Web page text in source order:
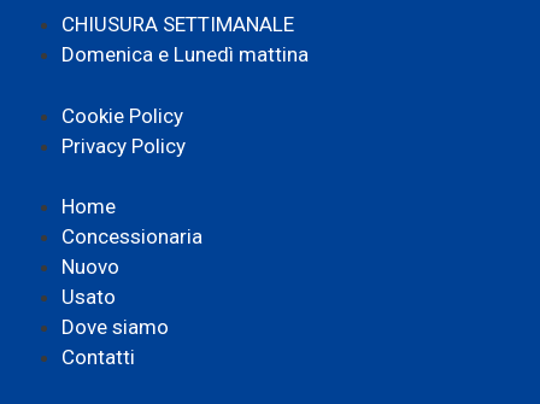
CHIUSURA SETTIMANALE
Domenica e Lunedì mattina
Cookie Policy
Privacy Policy
Home
Concessionaria
Nuovo
Usato
Dove siamo
Contatti